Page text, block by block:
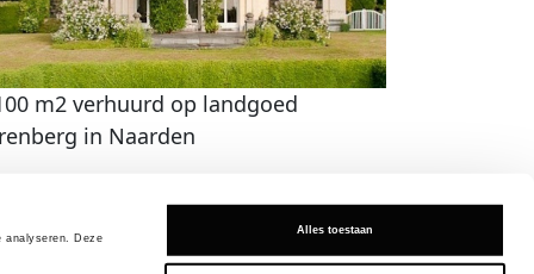
analyseren. Deze
Alles toestaan
m2 verhuurd op landgoed
in Naarden